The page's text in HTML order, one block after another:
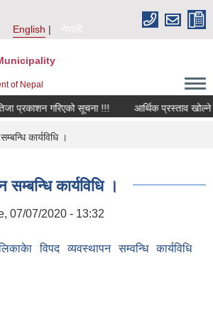
English
नेपाली
of Nepal
प्रकाशन गरिएको सूचना !!! आर्थिक प्रस्ताव खोल्ने
कार्यविधि ।
सम्बन्धि कार्यविधि ।
07/07/2020 - 13:32
विपद व्यवस्थापन सम्वन्धि कार्यविधि